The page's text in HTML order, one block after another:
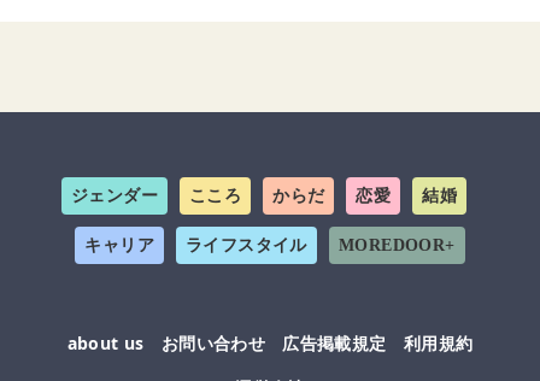
ジェンダー こころ からだ 恋愛 結婚
キャリア ライフスタイル MOREDOOR+
about us お問い合わせ 広告掲載規定
利用規約